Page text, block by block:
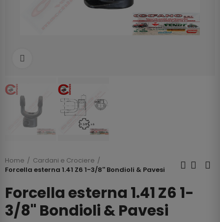
Home
Cardani e Crociere
Forcella esterna 1.41 Z6 1-3/8'' Bondioli & Pavesi
Forcella esterna 1.41 Z6 1-
3/8'' Bondioli & Pavesi